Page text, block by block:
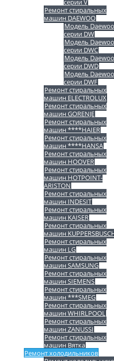
серии V
Ремонт стиральных
машин DAEWOO
Модель Daewoo
серии DW
Модель Daewoo
серии DWC
Модель Daewoo
серии DWD
Модель Daewoo
серии DWF
Ремонт стиральных
машин ELECTROLUX
Ремонт стиральных
машин GORENJE
Ремонт стиральных
машин ****HAIER
Ремонт стиральных
машин ****HANSA
Ремонт стиральных
машин HOOVER
Ремонт стиральных
машин HOTPOINT-
ARISTON
Ремонт стиральных
машин INDESIT
Ремонт стиральных
машин KAISER
Ремонт стиральных
машин
Ремонт стиральных
машин LG
Ремонт стиральных
машин SAMSUNG
Ремонт стиральных
машин SIEMENS
Ремонт стиральных
машин ***SMEG
Ремонт стиральных
машин WHIRLPOOL
Ремонт стиральных
машин ZANUSSI
Ремонт стиральных
машин Вятка
Ремонт холодильников